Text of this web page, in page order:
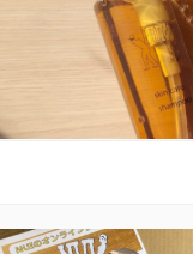
ツ
ッ
NUIのオン